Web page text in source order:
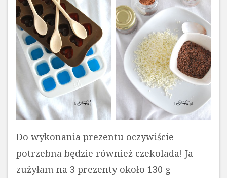
Do wykonania prezentu oczywiście
potrzebna będzie również czekolada! Ja
zużyłam na 3 prezenty około 130 g